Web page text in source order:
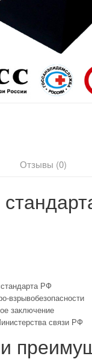
Отзывы (0)
РФ
заключение
связи РФ